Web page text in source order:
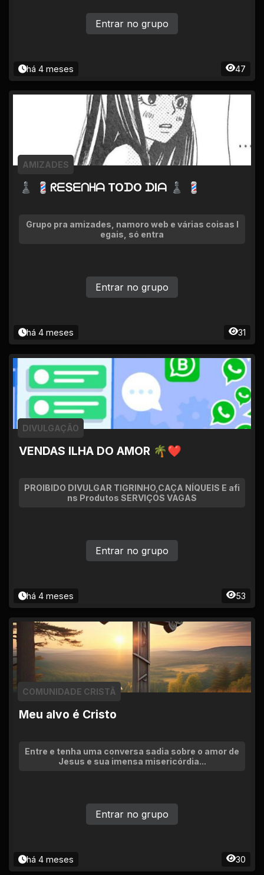
há 4 meses 47
Entrar no grupo
♟ 💈ᖇᗴՏᗴᑎᕼᗩ TOᗪO ᗪIᗩ ♟ 💈
AMIZADES
Grupo pra amizades, namoro web e várias coisas l
egais, só entra
há 4 meses 31
Entrar no grupo
VENDAS ILHA DO AMOR 🌴❤
DIVULGAÇÃO
PROIBIDO DIVULGAR TIGRINHO,CAÇA NÍQUEIS E afi
ns Produtos SERVIÇOS VAGAS
há 4 meses 53
Entrar no grupo
Meu alvo é Cristo
COMUNIDADE CRISTÃ
Entre e tenha uma conversa sadia sobre o amor de
Jesus e sua imensa misericórdia...
há 4 meses 30
Entrar no grupo